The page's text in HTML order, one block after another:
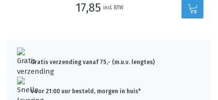
17,85 incl. BTW
Gratis verzending vanaf 75,- (m.u.v. lengtes)
Voor 21:00 uur besteld, morgen in huis*